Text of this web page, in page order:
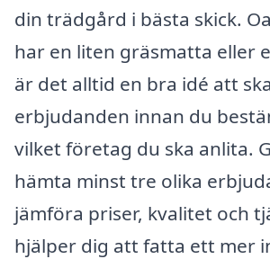
din trädgård i bästa skick.
har en liten gräsmatta eller
är det alltid en bra idé att
erbjudanden innan du
vilket företag du ska anlita.
hämta minst tre olika
jämföra priser, kvalitet och
hjälper dig att fatta ett mer